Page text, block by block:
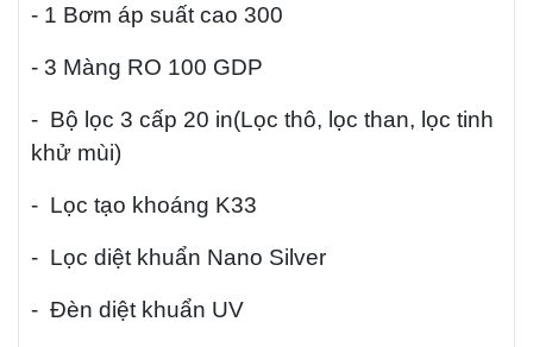
- 1 Bơm áp suất cao 300
- 3 Màng RO 100 GDP
- Bộ lọc 3 cấp 20 in(Lọc thô, lọc than, lọc tinh
khử mùi)
- Lọc tạo khoáng K33
- Lọc diệt khuẩn Nano Silver
- Đèn diệt khuẩn UV